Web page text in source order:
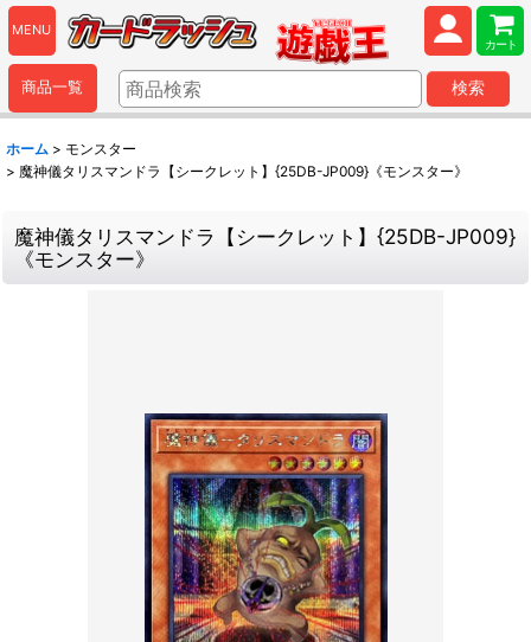
MENU
カート
商品一覧 検索
ホーム > モンスター
> 魔神儀タリスマンドラ【シークレット】{25DB-JP009}《モンスター》
魔神儀タリスマンドラ【シークレット】{25DB-JP009}
《モンスター》